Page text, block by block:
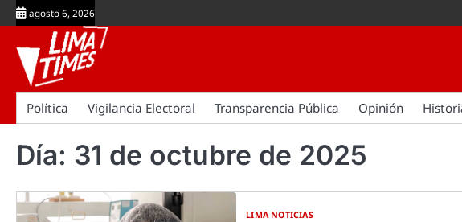
Skip
to
content
agosto 6, 2026
Política Vigilancia Electoral Transparencia Pública Opinión
Día: 31 de octubre de 2025
LIMA NOTICIAS